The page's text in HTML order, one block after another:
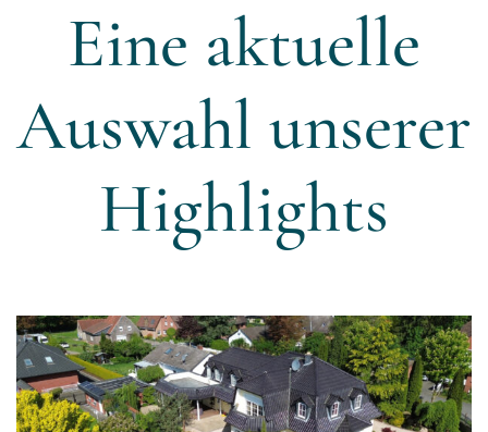
Eine aktuelle
Auswahl unserer
Highlights